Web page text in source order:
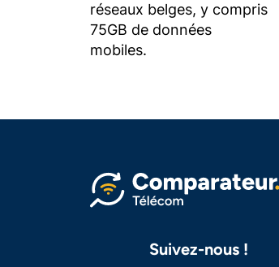
réseaux belges, y compris
75GB de données
mobiles.
Suivez-nous !